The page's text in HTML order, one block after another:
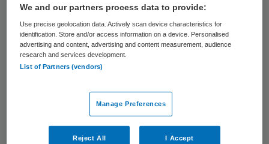
dwang is volgens de rechtbank geen bewijs.
Bovendien ziet de rechtbank geen bewijs
voor de aantijging dat de man één of meer
meisjes heeft geworven vanuit of tijdens
Hoenderloo Groep. Hierdoor kan de
beschuldiging van mensenhandel niet
worden bewezen
. Eén van de betrokken
We and our partners process data to provide:
Use precise geolocation data. Actively scan device characteristics for
identification. Store and/or access information on a device. Personalised
advertising and content, advertising and content measurement, audience
research and services development.
List of Partners (vendors)
Manage Preferences
Reject All I Accept